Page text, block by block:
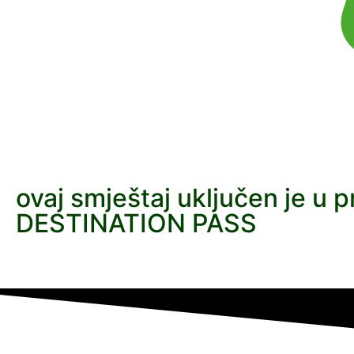
ovaj smještaj uključen je u
DESTINATION PASS